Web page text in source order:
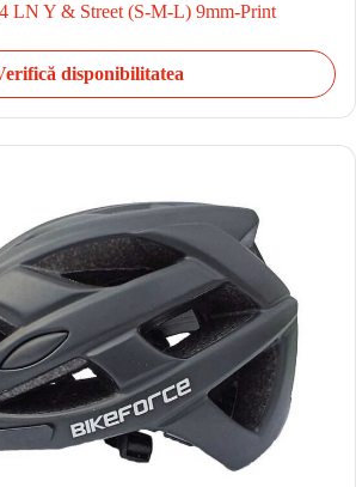
LN Y & Street (S-M-L) 9mm-Print
disponibilitatea